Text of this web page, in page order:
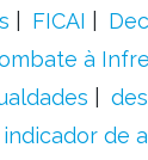
FICAI
à
indicador de